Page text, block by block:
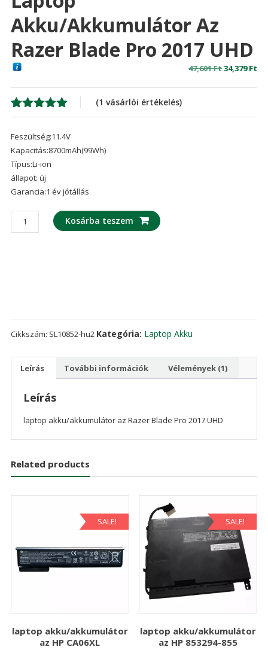
Akku/akkumulátor Az
Razer Blade Pro 2017 UHD
47,601FtOriginal
34,379Ft
Értékelés
ből,
1
értékelés
alapján
(1 vásárlói értékelés)
Feszültség:11.4V
Kapacitás:8700mAh(99Wh)
Típus:Li-ion
állapot: új
Garancia:1 év jótállás
laptop
akku/akkumulátor
Kosárba teszem
Cikkszám: SL10852-hu2 Kategória: Laptop Akku
Leírás További információk Vélemények (1)
Leírás
laptop akku/akkumulátor az Razer Blade Pro 2017 UHD
Related products
SALE!
laptop akku/akkumulátor
az HP CA06XL
SALE!
laptop akku/akkumulátor
az HP 853294-855